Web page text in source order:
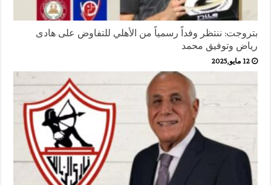
بتروجت: ننتظر وفداً رسمياً من الأهلي للتفاوض على هادى
رياض وتوفيق محمد
12 مايو,2025